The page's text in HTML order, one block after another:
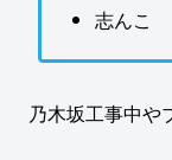
志んこ
乃木坂工事中や